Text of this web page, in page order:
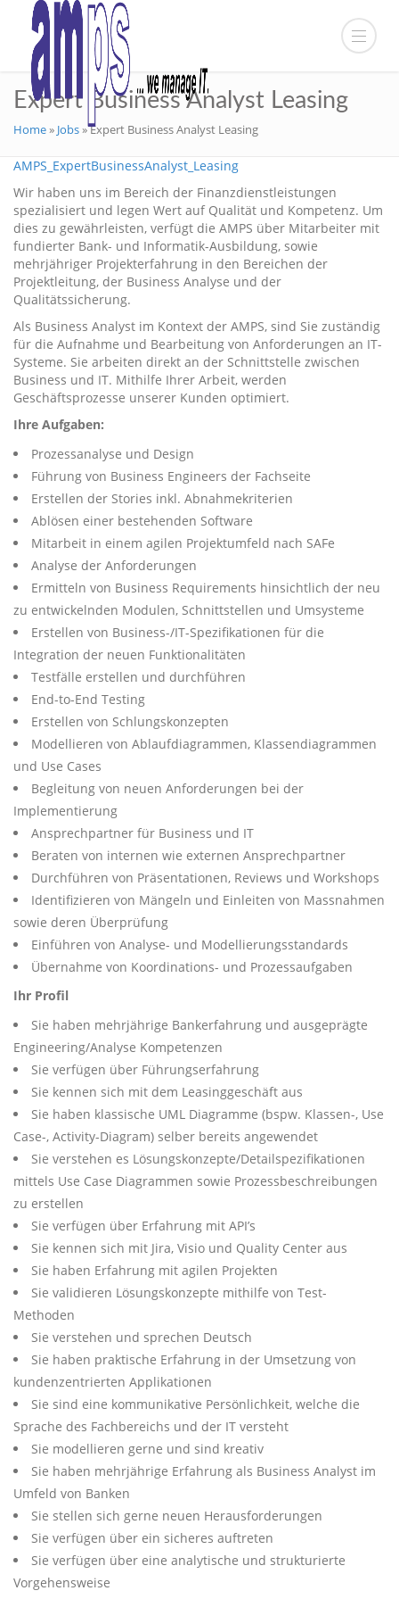
Expert Business Analyst Leasing
Home» Jobs»Expert Business Analyst Leasing
AMPS_ExpertBusinessAnalyst_Leasing
Wir haben uns im Bereich der Finanzdienstleistungen
spezialisiert und legen Wert auf Qualität und Kompetenz. Um
dies zu gewährleisten, verfügt die AMPS über Mitarbeiter mit
fundierter Bank- und Informatik-Ausbildung, sowie
mehrjähriger Projekterfahrung in den Bereichen der
Projektleitung, der Business Analyse und der
Qualitätssicherung.
Als Business Analyst im Kontext der AMPS, sind Sie zuständig
für die Aufnahme und Bearbeitung von Anforderungen an IT-
Systeme. Sie arbeiten direkt an der Schnittstelle zwischen
Business und IT. Mithilfe Ihrer Arbeit, werden
Geschäftsprozesse unserer Kunden optimiert.
Ihre Aufgaben:
Prozessanalyse und Design
Führung von Business Engineers der Fachseite
Erstellen der Stories inkl. Abnahmekriterien
Ablösen einer bestehenden Software
Mitarbeit in einem agilen Projektumfeld nach SAFe
Analyse der Anforderungen
Ermitteln von Business Requirements hinsichtlich der neu
zu entwickelnden Modulen, Schnittstellen und Umsysteme
Erstellen von Business-/IT-Spezifikationen für die
Integration der neuen Funktionalitäten
Testfälle erstellen und durchführen
End-to-End Testing
Erstellen von Schlungskonzepten
Modellieren von Ablaufdiagrammen, Klassendiagrammen
und Use Cases
Begleitung von neuen Anforderungen bei der
Implementierung
Ansprechpartner für Business und IT
Beraten von internen wie externen Ansprechpartner
Durchführen von Präsentationen, Reviews und Workshops
Identifizieren von Mängeln und Einleiten von Massnahmen
sowie deren Überprüfung
Einführen von Analyse- und Modellierungsstandards
Übernahme von Koordinations- und Prozessaufgaben
Ihr Profil
Sie haben mehrjährige Bankerfahrung und ausgeprägte
Engineering/Analyse Kompetenzen
Sie verfügen über Führungserfahrung
Sie kennen sich mit dem Leasinggeschäft aus
Sie haben klassische UML Diagramme (bspw. Klassen-, Use
Case-, Activity-Diagram) selber bereits angewendet
Sie verstehen es Lösungskonzepte/Detailspezifikationen
mittels Use Case Diagrammen sowie Prozessbeschreibungen
zu erstellen
Sie verfügen über Erfahrung mit API’s
Sie kennen sich mit Jira, Visio und Quality Center aus
Sie haben Erfahrung mit agilen Projekten
Sie validieren Lösungskonzepte mithilfe von Test-
Methoden
Sie verstehen und sprechen Deutsch
Sie haben praktische Erfahrung in der Umsetzung von
kundenzentrierten Applikationen
Sie sind eine kommunikative Persönlichkeit, welche die
Sprache des Fachbereichs und der IT versteht
Sie modellieren gerne und sind kreativ
Sie haben mehrjährige Erfahrung als Business Analyst im
Umfeld von Banken
Sie stellen sich gerne neuen Herausforderungen
Sie verfügen über ein sicheres auftreten
Sie verfügen über eine analytische und strukturierte
Vorgehensweise